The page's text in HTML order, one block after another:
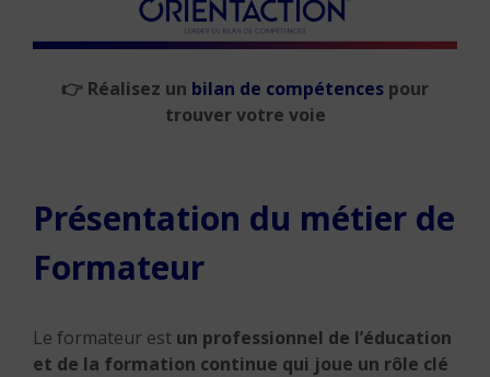
👉 Réalisez un bilan de compétences pour
trouver votre voie
Présentation du métier de
Formateur
Le formateur est un professionnel de l’éducation
et de la formation continue qui joue un rôle clé